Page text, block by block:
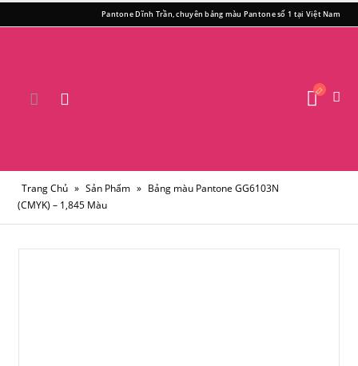
Pantone Dĩnh Trần, chuyên bảng màu Pantone số 1 tại Việt Nam
Trang Chủ » Sản Phẩm » Bảng màu Pantone GG6103N
(CMYK) – 1,845 Màu